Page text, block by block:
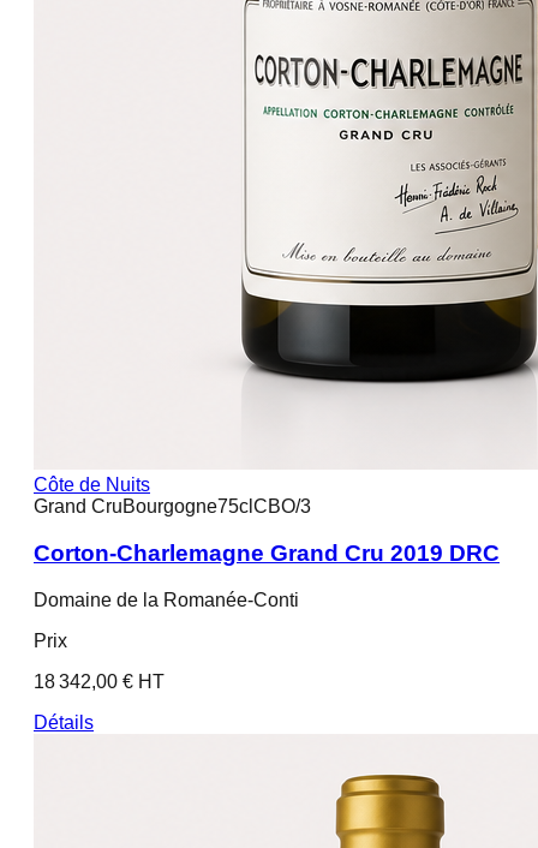
Côte de Nuits
Grand CruBourgogne75cl CBO/3
Corton-Charlemagne Grand Cru 2019 DRC
Domaine de la Romanée-Conti
Prix
18 342,00 € HT
Détails